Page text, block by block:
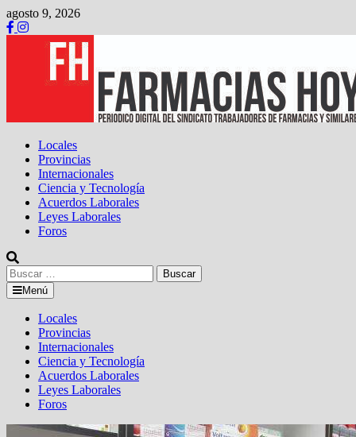
Saltar
al
contenido
agosto 9, 2026
Locales
Provincias
Internacionales
Ciencia y Tecnología
Acuerdos Laborales
Leyes Laborales
Foros
Buscar:
Menú
Locales
Provincias
Internacionales
Ciencia y Tecnología
Acuerdos Laborales
Leyes Laborales
Foros